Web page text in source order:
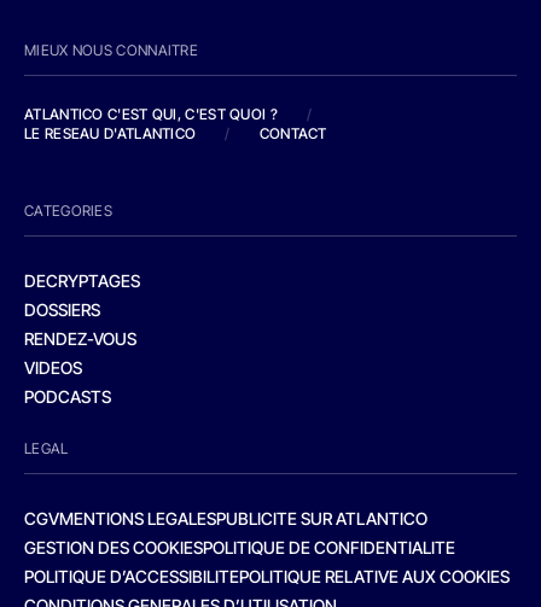
MIEUX NOUS CONNAITRE
ATLANTICO C'EST QUI, C'EST QUOI ?
/
LE RESEAU D'ATLANTICO
/ CONTACT
CATEGORIES
DECRYPTAGES
DOSSIERS
RENDEZ-VOUS
VIDEOS
PODCASTS
LEGAL
CGVMENTIONS LEGALESPUBLICITE SUR ATLANTICO
GESTION DES COOKIESPOLITIQUE DE CONFIDENTIALITE
POLITIQUE D’ACCESSIBILITEPOLITIQUE RELATIVE AUX COOKIES